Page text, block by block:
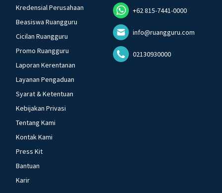
Kredensial Perusahaan
Beasiswa Ruangguru
Cicilan Ruangguru
Promo Ruangguru
Laporan Kerentanan
Layanan Pengaduan
Syarat & Ketentuan
Kebijakan Privasi
Tentang Kami
Kontak Kami
Press Kit
Bantuan
Karir
+62 815-7441-0000
info@ruangguru.com
02130930000